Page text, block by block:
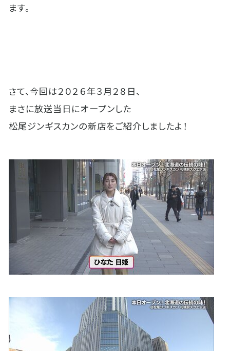
ます。
さて、今回は２０２６年３月２８日、
まさに放送当日にオープンした
松尾ジンギスカンの新店をご紹介しましたよ！